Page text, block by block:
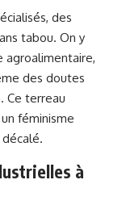
des
tabou. On y
agroalimentaire,
des doutes
Ce terreau
féminisme
à